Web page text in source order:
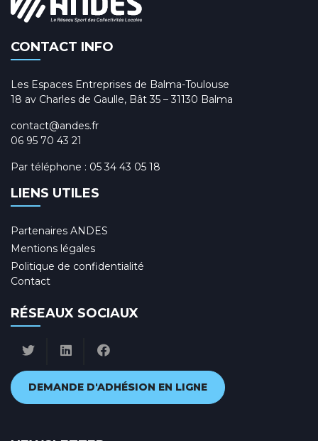
CONTACT INFO
Les Espaces Entreprises de Balma-Toulouse
18 av Charles de Gaulle, Bât 35 – 31130 Balma
contact@andes.fr
06 95 70 43 21
Par téléphone : 05 34 43 05 18
LIENS UTILES
Partenaires ANDES
Mentions légales
Politique de confidentialité
Contact
RÉSEAUX SOCIAUX
DEMANDE D'ADHÉSION EN LIGNE